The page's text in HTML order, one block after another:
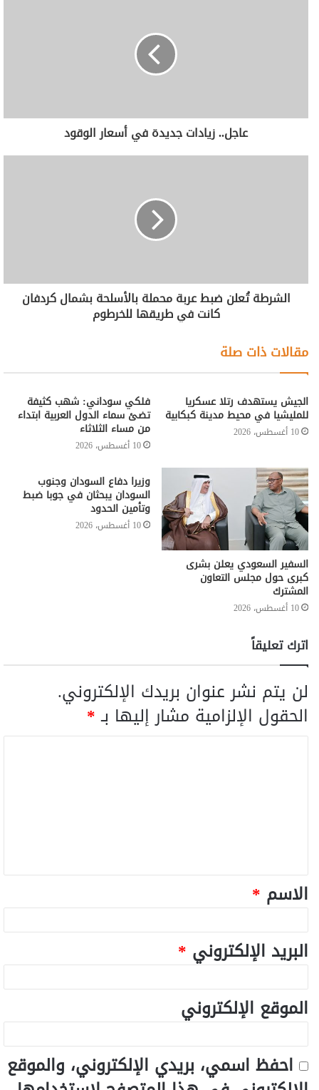
عاجل.. زيادات جديدة في أسعار الوقود
الشرطة تُعلن ضبط عربة محملة بالأسلحة بشمال كردفان
كانت في طريقها للخرطوم
مقالات ذات صلة
الجيش يستهدف رتلا عسكريا
للمليشيا في محيط مدينة كبكابية
10 أغسطس، 2026
فلكي سوداني: شهب كثيفة
تضئ سماء الدول العربية ابتداء
من مساء الثلاثاء
10 أغسطس، 2026
السفير السعودي يعلن بشرى
كبرى حول مجلس التعاون
المشترك
10 أغسطس، 2026
وزيرا دفاع السودان وجنوب
السودان يبحثان في جوبا ضبط
وتأمين الحدود
10 أغسطس، 2026
اترك تعليقاً
لن يتم نشر عنوان بريدك الإلكتروني.
الحقول الإلزامية مشار إليها بـ*
الاسم *
البريد الإلكتروني *
الموقع الإلكتروني
احفظ اسمي، بريدي الإلكتروني، والموقع